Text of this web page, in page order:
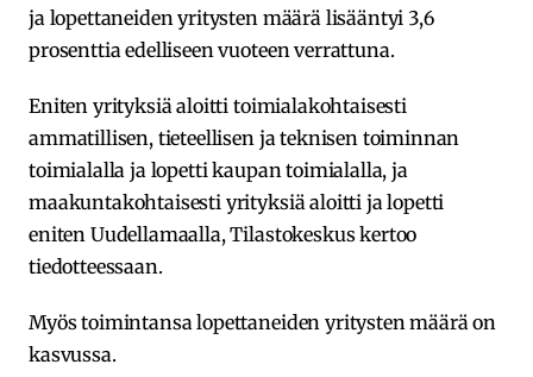
ja lopettaneiden yritysten määrä lisääntyi 3,6
prosenttia edelliseen vuoteen verrattuna.
Eniten yrityksiä aloitti toimialakohtaisesti
ammatillisen, tieteellisen ja teknisen toiminnan
toimialalla ja lopetti kaupan toimialalla, ja
maakuntakohtaisesti yrityksiä aloitti ja lopetti
eniten Uudellamaalla, Tilastokeskus kertoo
tiedotteessaan.
Myös toimintansa lopettaneiden yritysten määrä on
kasvussa.